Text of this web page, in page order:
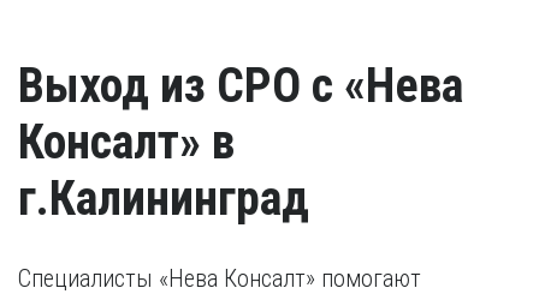
Выход из СРО с «Нева
Консалт» в
г.Калининград
Специалисты «Нева Консалт» помогают